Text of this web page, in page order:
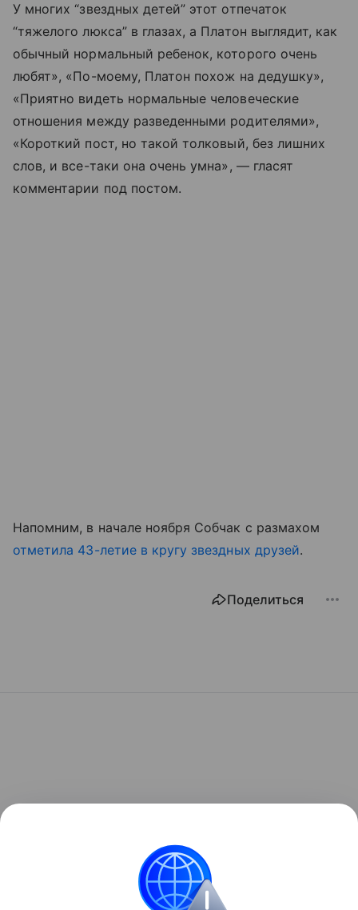
У многих “звездных детей” этот отпечаток
“тяжелого люкса” в глазах, а Платон выглядит, как
обычный нормальный ребенок, которого очень
любят», «По-моему, Платон похож на дедушку»,
«Приятно видеть нормальные человеческие
отношения между разведенными родителями»,
«Короткий пост, но такой толковый, без лишних
слов, и все-таки она очень умна», — гласят
комментарии под постом.
Напомним, в начале ноября Собчак с размахом
отметила 43-летие в кругу звездных друзей.
Поделиться